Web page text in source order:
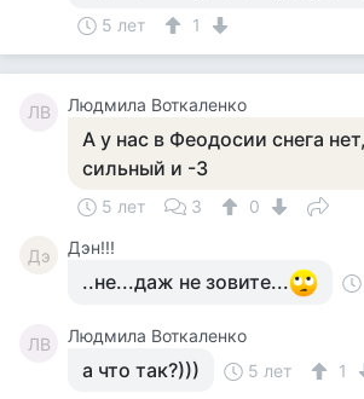
5 лет 1
ЛВ Людмила Воткаленко
А у нас в Феодосии снега
сильный и -3
5 лет 3 0
Дэ Дэн!!!
..не...даж не зовите...
ЛВ Людмила Воткаленко
а что так?))) 5 лет 1